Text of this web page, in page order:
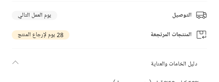
التوصيل يوم العمل التالي
المنتجات المرتجعة 28 يوم لإرجاع المنتج
دليل الخامات والعناية